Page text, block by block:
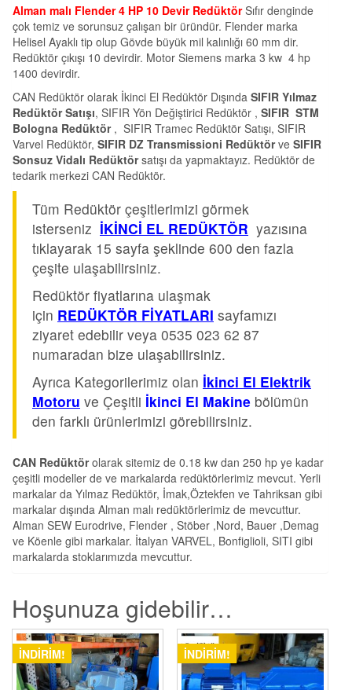
Alman malı Flender 4 HP 10 Devir RedüktörSıfır denginde
çok temiz ve sorunsuz çalışan bir üründür. Flender marka
Helisel Ayaklı tip olup Gövde büyük mil kalınlığı 60 mm dir.
Redüktör çıkışı 10 devirdir. Motor Siemens marka 3 kw 4 hp
1400 devirdir.
CAN Redüktör olarak İkinci El Redüktör Dışında SIFIR Yılmaz
Redüktör Satışı, SIFIR Yön Değiştirici Redüktör , SIFIR STM
Bologna Redüktör, SIFIR Tramec Redüktör Satışı, SIFIR
Varvel Redüktör, SIFIR DZ Transmissioni Redüktörve SIFIR
Sonsuz Vidalı Redüktörsatışı da yapmaktayız. Redüktör de
tedarik merkezi CAN Redüktör.
Tüm Redüktör çeşitlerimizi görmek
isterseniz İKİNCİ EL REDÜKTÖR yazısına
tıklayarak 15 sayfa şeklinde 600 den fazla
çeşite ulaşabilirsiniz.
Redüktör fiyatlarına ulaşmak
için REDÜKTÖR FİYATLARI sayfamızı
ziyaret edebilir veya 0535 023 62 87
numaradan bize ulaşabilirsiniz.
Ayrıca Kategorilerimiz olan İkinci El Elektrik
Motoru ve Çeşitli İkinci El Makine bölümün
den farklı ürünlerimizi görebilirsiniz.
CAN Redüktörolarak sitemiz de 0.18 kw dan 250 hp ye kadar
çeşitli modeller de ve markalarda redüktörlerimiz mevcut. Yerli
markalar da Yılmaz Redüktör, İmak,Öztekfen ve Tahriksan gibi
markalar dışında Alman malı redüktörlerimiz de mevcuttur.
Alman SEW Eurodrive, Flender , Stöber ,Nord, Bauer ,Demag
ve Köenle gibi markalar. İtalyan VARVEL, Bonfiglioli, SITI gibi
markalarda stoklarımızda mevcuttur.
Hoşunuza gidebilir…
İNDIRIM! İNDIRIM!